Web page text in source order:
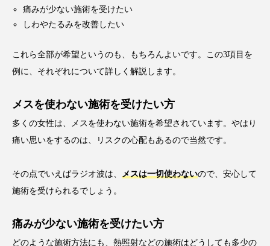
痛みが少ない施術を受けたい
しわやたるみを改善したい
これら全部が希望というのも、もちろんよいです。この3項目を
例に、それぞれについて詳しく解説します。
メスを使わない施術を受けたい方
多くの女性は、メスを使わない施術を希望されています。やはり
痛い思いをするのは、リスクの心配もあるので当然です。
その点でいえばラジオ波は、 メスは一切使わないので、安心して
施術を受けられるでしょう。
痛みが少ない施術を受けたい方
どのような施術方法にも、熱照射などの施術はどうしても多少の